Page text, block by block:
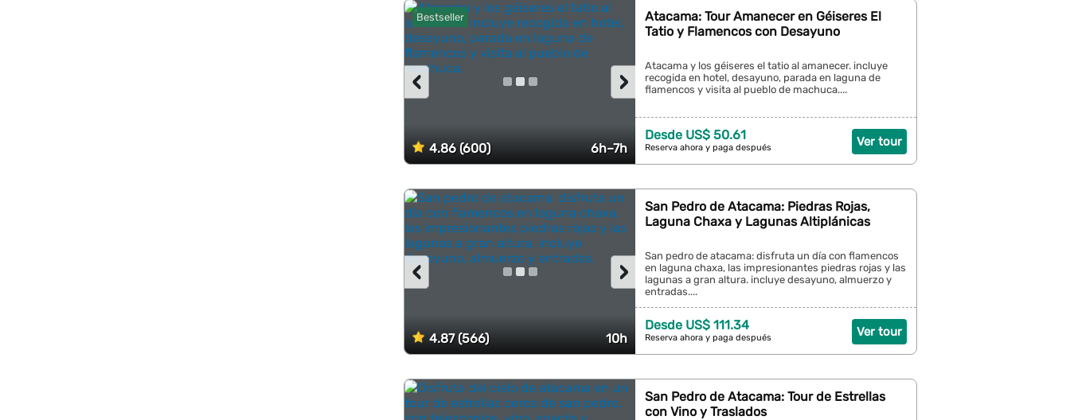
Bestseller
4.86 (600) 6h–7h
›
‹
Atacama: Tour Amanecer en Géiseres El
Tatio y Flamencos con Desayuno
Atacama y los géiseres el tatio al amanecer. incluye
recogida en hotel, desayuno, parada en laguna de
flamencos y visita al pueblo de machuca....
Ver tour
Desde US$ 50.61
Reserva ahora y paga después
4.87 (566) 10h
›
‹
San Pedro de Atacama: Piedras Rojas,
Laguna Chaxa y Lagunas Altiplánicas
San pedro de atacama: disfruta un día con flamencos
en laguna chaxa, las impresionantes piedras rojas y las
lagunas a gran altura. incluye desayuno, almuerzo y
entradas....
Ver tour
Desde US$ 111.34
Reserva ahora y paga después
San Pedro de Atacama: Tour de Estrellas
con Vino y Traslados